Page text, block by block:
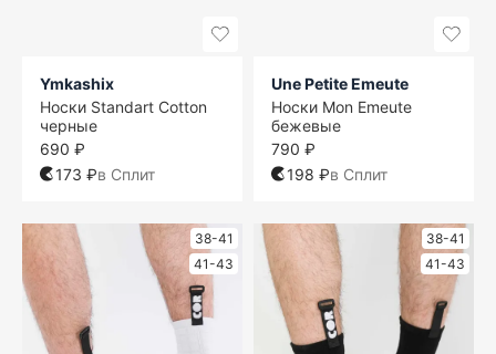
Ymkashix
Носки Standart Cotton
черные
690 ₽
173 ₽в Сплит
Une Petite Emeute
Носки Mon Emeute
бежевые
790 ₽
198 ₽в Сплит
38-41
41-43
38-41
41-43